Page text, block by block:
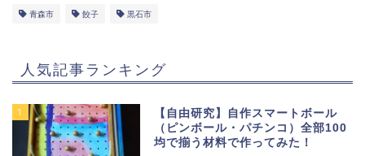
青森市 餃子 黒石市
人気記事ランキング
1
【自由研究】自作スマートボール
（ピンボール・パチンコ）全部100
均で揃う材料で作ってみた！